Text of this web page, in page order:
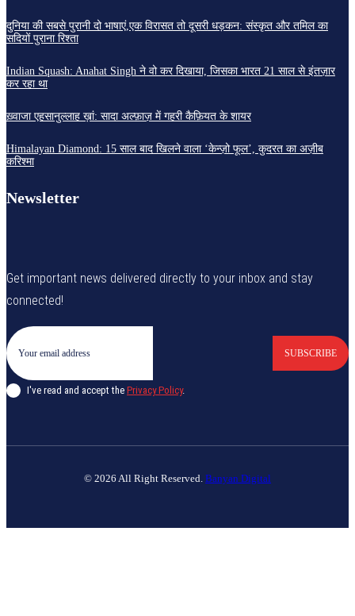
दुनिया की सबसे पुरानी दो भाषाएं,एक विरासत तो दूसरी धड़कन: संस्कृत और तमिल का
सदियों पुराना रिश्ता
Indian Squash: Anahat Singh ने वो कर दिखाया, जिसका भारत 21 साल से इंतज़ार
कर रहा था
ख़्वाजा एहसानुल्लाह ख़ां: सादा अल्फ़ाज़ में गहरी कैफ़ियत के शायर
Himalayan Diamond: 15 साल बाद खिलने वाला ‘केन्ज़ो फूल’, कुदरत का अज़ीब
करिश्मा
Newsletter
Get important news delivered directly to your inbox and stay
connected!
SUBSCRIBE
I've read and accept the Privacy Policy.
© 2026 All Right Reserved. Banyan Digital